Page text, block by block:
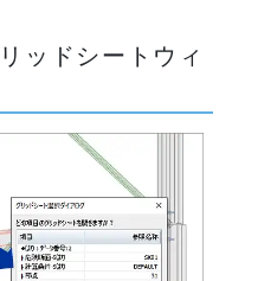
ッドシートウィ